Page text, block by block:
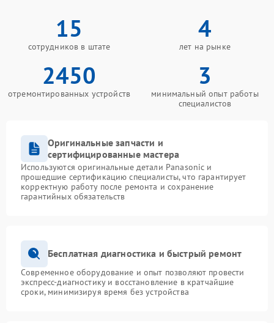
15
сотрудников в штате
4
лет на рынке
2450
отремонтированных устройств
3
минимальный опыт работы
специалистов
Оригинальные запчасти и
сертифицированные мастера
Используются оригинальные детали Panasonic и
прошедшие сертификацию специалисты, что гарантирует
корректную работу после ремонта и сохранение
гарантийных обязательств
Бесплатная диагностика и быстрый ремонт
Современное оборудование и опыт позволяют провести
экспресс-диагностику и восстановление в кратчайшие
сроки, минимизируя время без устройства